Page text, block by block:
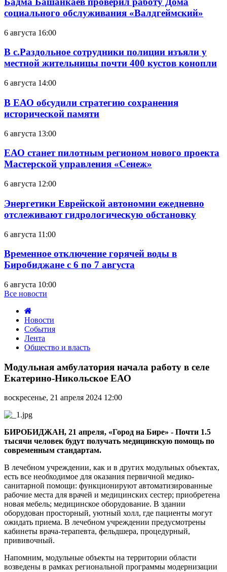
социального обслуживания «Валдгеймский»
6 августа 16:00
В с.Раздольное сотрудники полиции изъяли у
местной жительницы почти 400 кустов конопли
6 августа 14:00
В ЕАО обсудили стратегию сохранения
исторической памяти
6 августа 13:00
ЕАО станет пилотным регионом нового проекта
Мастерской управления «Сенеж»
6 августа 12:00
Энергетики Еврейской автономии ежедневно
отслеживают гидрологическую обстановку
6 августа 11:00
Временное отключение горячей воды в
Биробиджане с 6 по 7 августа
6 августа 10:00
Все новости
Новости
События
Лента
Общество и власть
амбулатория
начала
работу
селе
Никольское
ЕАО
Модульная амбулатория начала работу в селе
Екатерино-Никольское ЕАО
воскресенье, 21 апреля 2024 12:00
БИРОБИДЖАН, 21 апреля, «Город на Бире» - Почти 1.5
тысячи человек будут получать медицинскую помощь по
современным стандартам.
В лечебном учреждении, как и в других модульных объектах,
есть все необходимое для оказания первичной медико-
санитарной помощи: функционируют автоматизированные
рабочие места для врачей и медицинских сестер; приобретена
новая мебель; медицинское оборудование. В здании
оборудован просторный, уютный холл, где пациенты могут
ожидать приема. В лечебном учреждении предусмотрены
кабинеты врача-терапевта, фельдшера, процедурный,
прививочный.
Напомним, модульные объекты на территории области
возведены в рамках региональной программы модернизации